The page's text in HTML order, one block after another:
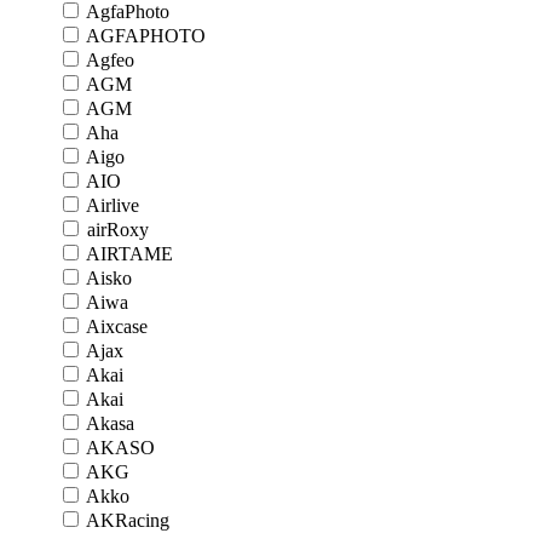
AgfaPhoto
AGFAPHOTO
Agfeo
AGM
AGM
Aha
Aigo
AIO
Airlive
airRoxy
AIRTAME
Aisko
Aiwa
Aixcase
Ajax
Akai
Akai
Akasa
AKASO
AKG
Akko
AKRacing